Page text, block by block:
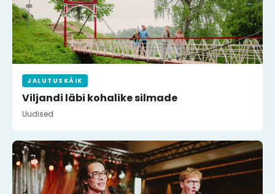
JALUTUSKÄIK
Viljandi läbi kohalike silmade
Uudised